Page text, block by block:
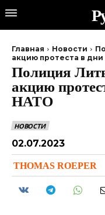
Главная Новости
акцию протеста в
Полиция
акцию
НАТО
НОВОСТИ
02.07.2023
THOMAS ROEPER